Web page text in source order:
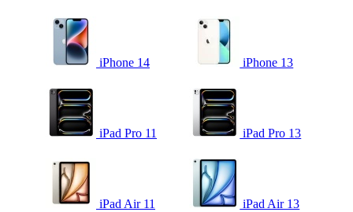
iPhone 14 iPhone 13
iPad Pro 11 iPad Pro 13
iPad Air 11 iPad Air 13